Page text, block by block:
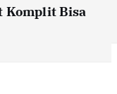
Komplit Bisa